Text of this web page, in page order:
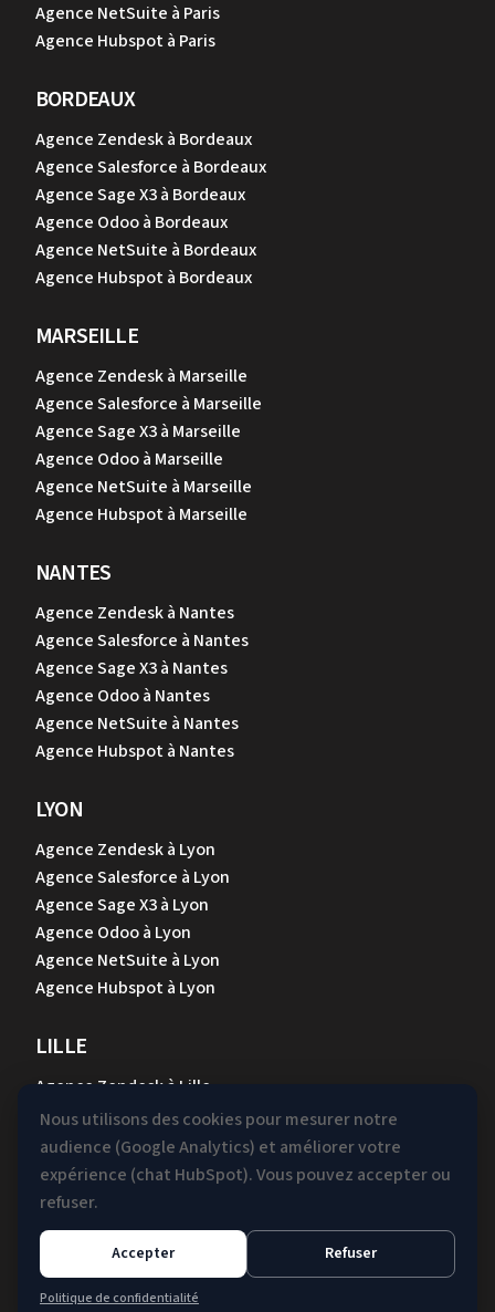
Agence NetSuite à Paris
Agence Hubspot à Paris
BORDEAUX
Agence Zendesk à Bordeaux
Agence Salesforce à Bordeaux
Agence Sage X3 à Bordeaux
Agence Odoo à Bordeaux
Agence NetSuite à Bordeaux
Agence Hubspot à Bordeaux
MARSEILLE
Agence Zendesk à Marseille
Agence Salesforce à Marseille
Agence Sage X3 à Marseille
Agence Odoo à Marseille
Agence NetSuite à Marseille
Agence Hubspot à Marseille
NANTES
Agence Zendesk à Nantes
Agence Salesforce à Nantes
Agence Sage X3 à Nantes
Agence Odoo à Nantes
Agence NetSuite à Nantes
Agence Hubspot à Nantes
LYON
Agence Zendesk à Lyon
Agence Salesforce à Lyon
Agence Sage X3 à Lyon
Agence Odoo à Lyon
Agence NetSuite à Lyon
Agence Hubspot à Lyon
LILLE
Agence Zendesk à Lille
Agence Salesforce à Lille
Agence Sage X3 à Lille
Agence Odoo à Lille
Agence NetSuite à Lille
Agence Hubspot à Lille
Mentions légales &
Gestion des
Nous utilisons des cookies pour mesurer notre
audience (Google Analytics) et améliorer votre
expérience (chat HubSpot). Vous pouvez accepter ou
refuser.
Accepter Refuser
Politique de confidentialité